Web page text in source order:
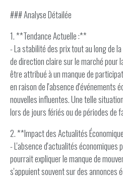
### Analyse Détailée
1. **Tendance Actuelle :**
- La stabilité des prix tout au long de
de direction claire sur le marché pour
être attribué à un manque de
en raison de l'absence d'événements
nouvelles influentes. Une telle
lors de jours fériés ou de périodes de
2. **Impact des Actualités
- L'absence d'actualités
pourrait expliquer le manque de
s'appuient souvent sur des annonces